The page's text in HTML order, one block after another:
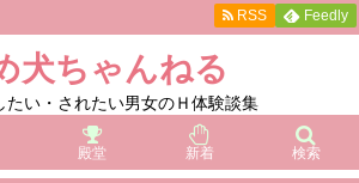
犬ちゃんねる
たい・されたい男女のＨ体験談集
殿堂 新着 検索
RSS Feedly